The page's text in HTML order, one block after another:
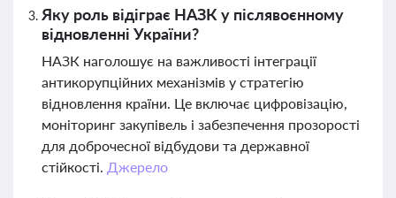
Яку роль відіграє НАЗК у післявоєнному
відновленні України?
НАЗК наголошує на важливості інтеграції
антикорупційних механізмів у стратегію
відновлення країни. Це включає цифровізацію,
моніторинг закупівель і забезпечення прозорості
для доброчесної відбудови та державної
стійкості. Джерело